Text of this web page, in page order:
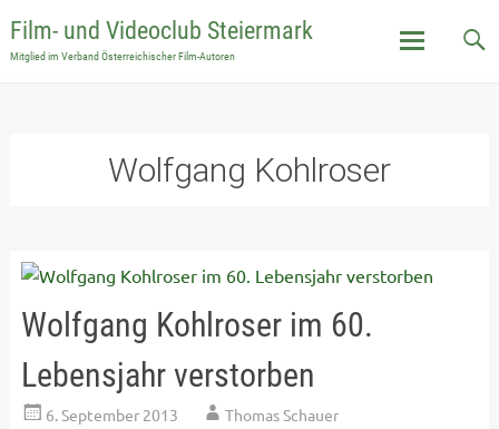
Film- und Videoclub Steiermark
Mitglied im Verband Österreichischer Film-Autoren
Wolfgang Kohlroser
Wolfgang Kohlroser im 60.
Lebensjahr verstorben
6. September 2013 Thomas Schauer